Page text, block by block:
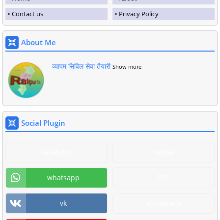
Contact us
Privacy Policy
About Me
व्यापम सिविल सेवा तैयारी Show more
Social Plugin
whatsapp
vk